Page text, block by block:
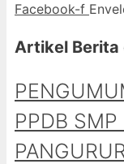
Facebook-f
Artikel Berita
PPDB